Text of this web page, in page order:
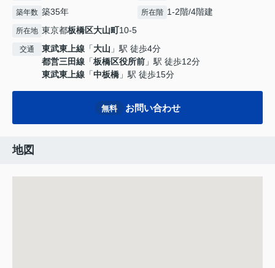
築年数 築35年 所在階 1-2階/4階建
所在地 東京都板橋区大山町10-5
交通 東武東上線 「大山 」駅 徒歩4分
都営三田線 「板橋区役所前 」駅 徒歩12分
東武東上線 「中板橋 」駅 徒歩15分
無料 お問い合わせ
地図